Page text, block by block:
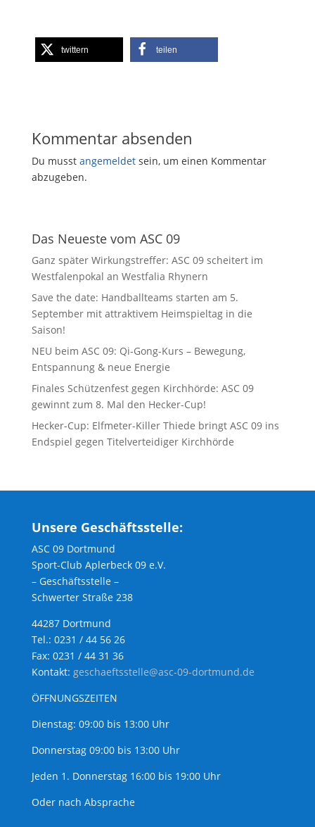
twittern teilen
Kommentar absenden
Du musst angemeldetsein, um einen Kommentar
abzugeben.
Das Neueste vom ASC 09
Ganz später Wirkungstreffer: ASC 09 scheitert im
Westfalenpokal an Westfalia Rhynern
Save the date: Handballteams starten am 5.
September mit attraktivem Heimspieltag in die
Saison!
NEU beim ASC 09: Qi-Gong-Kurs – Bewegung,
Entspannung & neue Energie
Finales Schützenfest gegen Kirchhörde: ASC 09
gewinnt zum 8. Mal den Hecker-Cup!
Hecker-Cup: Elfmeter-Killer Thiede bringt ASC 09 ins
Endspiel gegen Titelverteidiger Kirchhörde
Unsere Geschäftsstelle:
ASC 09 Dortmund
Sport-Club Aplerbeck 09 e.V.
– Geschäftsstelle –
Schwerter Straße 238
44287 Dortmund
Tel.: 0231 / 44 56 26
Fax: 0231 / 44 31 36
Kontakt: geschaeftsstelle@asc-09-dortmund.de
ÖFFNUNGSZEITEN
Dienstag: 09:00 bis 13:00 Uhr
Donnerstag 09:00 bis 13:00 Uhr
Jeden 1. Donnerstag 16:00 bis 19:00 Uhr
Oder nach Absprache